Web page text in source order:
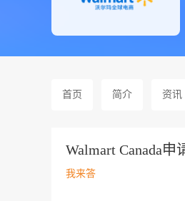
首页 简介 资讯
Walmart Canada申
我来答